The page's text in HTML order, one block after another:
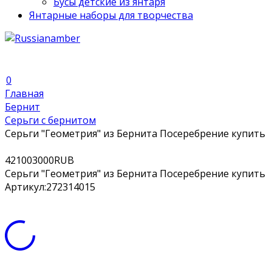
Янтарные наборы для творчества
0
Главная
Бернит
Серьги с бернитом
Серьги "Геометрия" из Бернита Посеребрение купить
421003000RUB
Серьги "Геометрия" из Бернита Посеребрение купить
Артикул:272314015